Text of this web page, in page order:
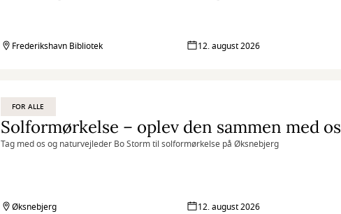
Frederikshavn Bibliotek 12. august 2026
FOR ALLE
Solformørkelse – oplev den sammen med os
Tag med os og naturvejleder Bo Storm til solformørkelse på Øksnebjerg
Øksnebjerg 12. august 2026